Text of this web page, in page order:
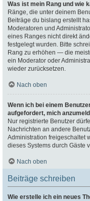
Was ist mein Rang und wie
Ränge, die unter deinem
Beiträge du bislang erstellt
Moderatoren und
eines Ranges nicht direkt
festgelegt wurden. Bitte
Rang zu erhöhen — die
ein Moderator oder
wieder zurücksetzen.
Nach oben
Wenn ich bei einem
aufgefordert, mich
Nur registrierte Benutzer
Nachrichten an andere
Administration freigeschaltet
dieses Systems durch Gäste
Nach oben
Beiträge schreiben
Wie erstelle ich ein neues